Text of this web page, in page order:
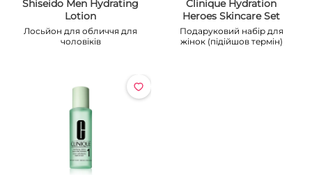
Shiseido Men Hydrating
Lotion
Лосьйон для обличчя для
чоловіків
Clinique Hydration
Heroes Skincare Set
Подаруковий набір для
жінок (підійшов термін)